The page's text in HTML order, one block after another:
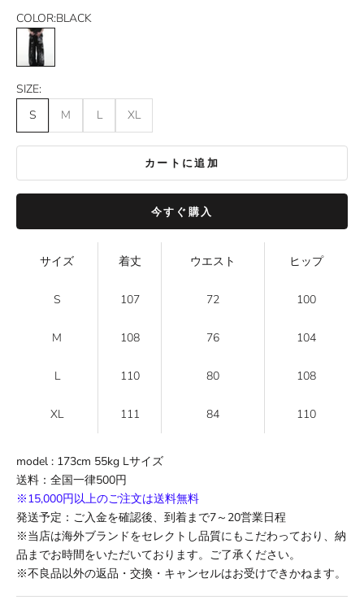
COLOR:BLACK
BLACK
SIZE:
S
M L XL
カートに追加
今すぐ購入
サイズ 着丈 ウエスト ヒップ
S 107 72 100
M 108 76 104
L 110 80 108
XL 111 84 110
model : 173cm 55kg Lサイズ
送料 ：全国一律500円
※15,000円以上のご注文は送料無料
発送予定：ご入金を確認後、到着まで7～ 20営業日程
※当店は海外ブランドをセレクトし品質にもこだわっており、納
品までお時間をいただいております。ご了承ください。
※不良品以外の返品・交換・キャンセルはお受けできかねます。